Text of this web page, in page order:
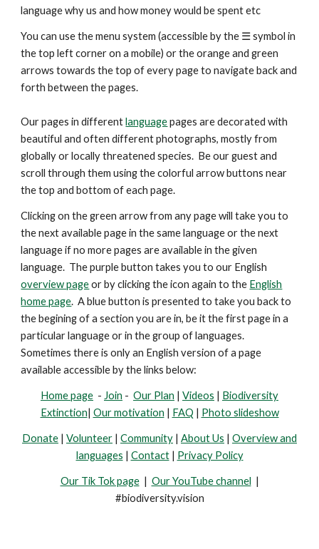
language why us and how money would be spent etc
You can use the menu system (accessible by the ☰ symbol in
the top left corner on a mobile) or the orange and green
arrowstowards the top of every page to navigate back and
forth between the pages.
Our pages in differentlanguagepages are decorated with
beautiful and often different photographs, mostly from
globally or locally threatened species. Be our guest and
scroll through them using the colorful arrow buttons near
the top and bottom of each page.
Clicking on the green arrow from any page will take you to
the next available page in the same language or the next
language if no more pages are available in the given
language. The purple button takes you to our English
overview pageor by clicking the icon again to the English
home page. A blue button is presentedto take you back to
the begining of a section you are in, be it the first page in a
particular language or in the group of languages.
Sometimes there is only an English version of a page
available accessible by the links below:
Home page - Join - Our Plan | Videos | Biodiversity
Extinction| Our motivation | FAQ | Photo slideshow
Donate | Volunteer | Community | About Us | Overview and
languages | Contact| Privacy Policy
Our Tik Tok page| Our YouTube channel |
#biodiversity.vision